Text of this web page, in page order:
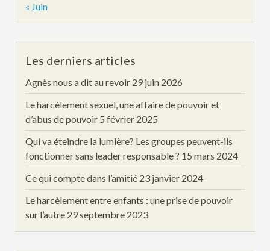
« Juin
Les derniers articles
Agnès nous a dit au revoir 29 juin 2026
Le harcèlement sexuel, une affaire de pouvoir et
d’abus de pouvoir 5 février 2025
Qui va éteindre la lumière? Les groupes peuvent-ils
fonctionner sans leader responsable ? 15 mars 2024
Ce qui compte dans l’amitié 23 janvier 2024
Le harcèlement entre enfants : une prise de pouvoir
sur l’autre 29 septembre 2023